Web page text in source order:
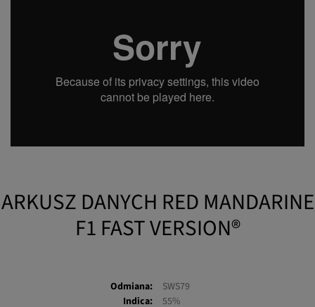
ARKUSZ DANYCH RED MANDARINE